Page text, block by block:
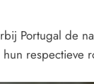
Portugal de
respectieve